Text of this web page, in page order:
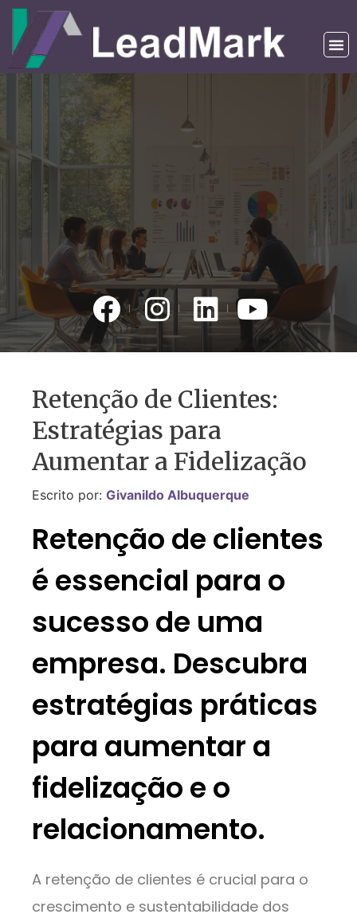
Retenção de Clientes:
Estratégias para
Aumentar a Fidelização
Escrito por: Givanildo Albuquerque
Retenção de clientes
é essencial para o
sucesso de uma
empresa. Descubra
estratégias práticas
para aumentar a
fidelização e o
relacionamento.
A retenção de clientes é crucial para o
crescimento e sustentabilidade dos